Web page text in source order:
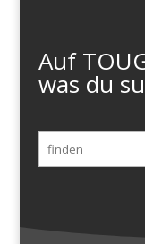
Auf
was du
Suchen